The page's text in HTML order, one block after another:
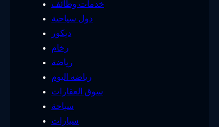
خدمات وظائف
دول سياحية
ديكور
رخام
رياضة
رياضه اليوم
سوق العقارات
سياحة
سيارات